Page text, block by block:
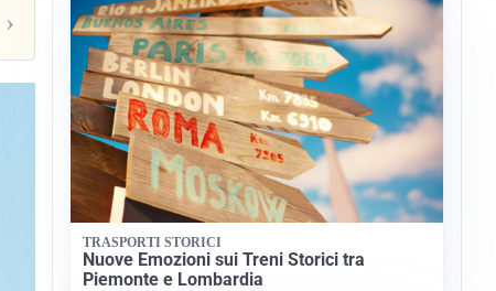
›
TRASPORTI STORICI
Nuove Emozioni sui Treni Storici tra
Piemonte e Lombardia